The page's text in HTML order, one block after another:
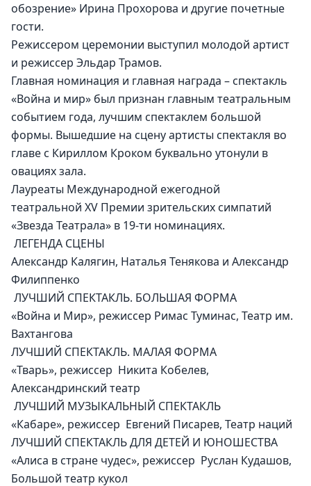
обозрение» Ирина Прохорова и другие почетные
гости.
Режиссером церемонии выступил молодой артист
и режиссер Эльдар Трамов.
Главная номинация и главная награда – спектакль
«Война и мир» был признан главным театральным
событием года, лучшим спектаклем большой
формы. Вышедшие на сцену артисты спектакля во
главе с Кириллом Кроком буквально утонули в
овациях зала.
Лауреаты Международной ежегодной
театральной XV Премии зрительских симпатий
«Звезда Театрала» в 19-ти номинациях.
ЛЕГЕНДА СЦЕНЫ
Александр Калягин, Наталья Тенякова и Александр
Филиппенко
ЛУЧШИЙ СПЕКТАКЛЬ. БОЛЬШАЯ ФОРМА
«Война и Мир», режиссер Римас Туминас, Театр им.
Вахтангова
ЛУЧШИЙ СПЕКТАКЛЬ. МАЛАЯ ФОРМА
«Тварь», режиссер  Никита Кобелев,
Александринский театр
ЛУЧШИЙ МУЗЫКАЛЬНЫЙ СПЕКТАКЛЬ
«Кабаре», режиссер  Евгений Писарев, Театр наций
ЛУЧШИЙ СПЕКТАКЛЬ ДЛЯ ДЕТЕЙ И ЮНОШЕСТВА
«Алиса в стране чудес», режиссер  Руслан Кудашов,
Большой театр кукол